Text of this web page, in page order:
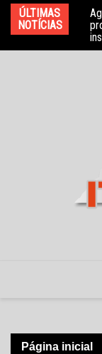
para
conteúdo
ÚLTIMAS
NOTÍCIAS
Página inicial